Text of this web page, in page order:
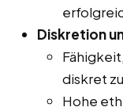
Diskretion
diskret
Hohe